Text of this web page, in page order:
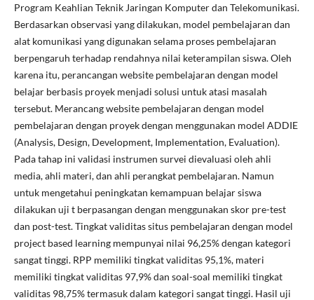
Program Keahlian Teknik Jaringan Komputer dan Telekomunikasi.
Berdasarkan observasi yang dilakukan, model pembelajaran dan
alat komunikasi yang digunakan selama proses pembelajaran
berpengaruh terhadap rendahnya nilai keterampilan siswa. Oleh
karena itu, perancangan website pembelajaran dengan model
belajar berbasis proyek menjadi solusi untuk atasi masalah
tersebut. Merancang website pembelajaran dengan model
pembelajaran dengan proyek dengan menggunakan model ADDIE
(Analysis, Design, Development, Implementation, Evaluation).
Pada tahap ini validasi instrumen survei dievaluasi oleh ahli
media, ahli materi, dan ahli perangkat pembelajaran. Namun
untuk mengetahui peningkatan kemampuan belajar siswa
dilakukan uji t berpasangan dengan menggunakan skor pre-test
dan post-test. Tingkat validitas situs pembelajaran dengan model
project based learning mempunyai nilai 96,25% dengan kategori
sangat tinggi. RPP memiliki tingkat validitas 95,1%, materi
memiliki tingkat validitas 97,9% dan soal-soal memiliki tingkat
validitas 98,75% termasuk dalam kategori sangat tinggi. Hasil uji